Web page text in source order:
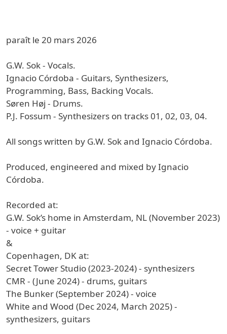
paraît le 20 mars 2026
G.W. Sok - Vocals.
Ignacio Córdoba - Guitars, Synthesizers,
Programming, Bass, Backing Vocals.
Søren Høj - Drums.
P.J. Fossum - Synthesizers on tracks 01, 02, 03, 04.
All songs written by G.W. Sok and Ignacio Córdoba.
Produced, engineered and mixed by Ignacio
Córdoba.
Recorded at:
G.W. Sok’s home in Amsterdam, NL (November 2023)
- voice + guitar
&
Copenhagen, DK at:
Secret Tower Studio (2023-2024) - synthesizers
CMR - (June 2024) - drums, guitars
The Bunker (September 2024) - voice
White and Wood (Dec 2024, March 2025) -
synthesizers, guitars